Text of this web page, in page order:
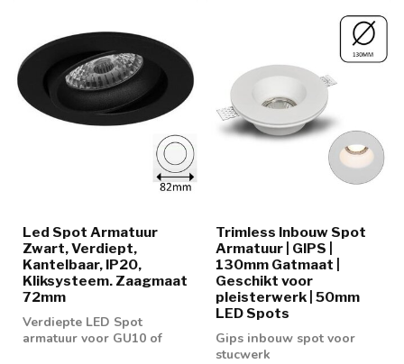
Led Spot Armatuur
Zwart, Verdiept,
Kantelbaar, IP20,
Kliksysteem. Zaagmaat
72mm
Verdiepte LED Spot
armatuur voor GU10 of
Trimless Inbouw Spot
Armatuur | GIPS |
130mm Gatmaat |
Geschikt voor
pleisterwerk | 50mm
LED Spots
Gips inbouw spot voor
stucwerk